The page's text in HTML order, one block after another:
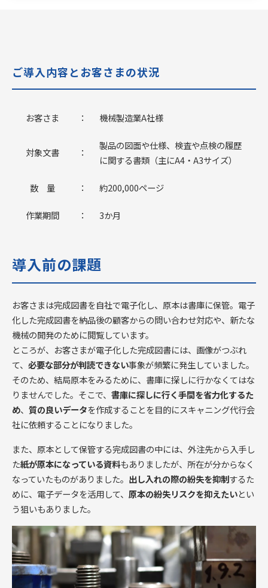
ご導入内容とお客さまの状況
お客さま ： 機械製造業A社様
対象文書 ：
製品の図面や仕様、検査や点検の履歴
に関する書類（主にA4・A3サイズ）
数 量 ： 約200,000ページ
作業期間 ： 3か月
導入前の課題
お客さまは完成図書を自社で電子化し、原本は書庫に保管。電子
化した完成図書を納品後の顧客からの問い合わせ対応や、新たな
機械の開発のために閲覧しています。
ところが、お客さまが電子化した完成図書には、画像がつぶれ
て、 必要な部分が判読できない事象が頻繁に発生していました。
そのため、結局原本をみるために、書庫に探しに行かなくてはな
りませんでした。そこで、 書庫に探しに行く手間を省力化するた
め、 質の良いデータを作成することを目的にスキャニング代行会
社に依頼することになりました。
また、原本として保管する完成図書の中には、外注先から入手し
た紙が原本になっている資料もありましたが、所在が分からなく
なっていたものがありました。 出し入れの際の紛失を抑制するた
めに、電子データを活用して、 原本の紛失リスクを抑えたいとい
う狙いもありました。